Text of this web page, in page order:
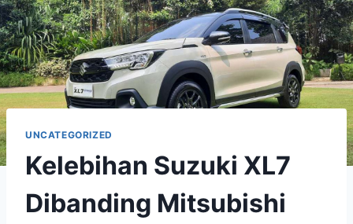
UNCATEGORIZED
Kelebihan Suzuki XL7
Dibanding Mitsubishi